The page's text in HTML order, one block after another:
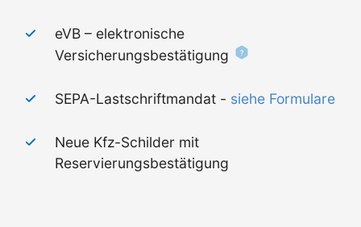
eVB – elektronische
Versicherungsbestätigung
SEPA-Lastschriftmandat - siehe Formulare
Neue Kfz-Schilder mit
Reservierungsbestätigung